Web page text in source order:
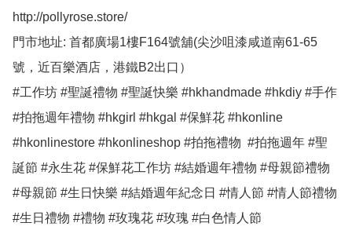
http://pollyrose.store/
門市地址: 首都廣場1樓F164號舖(尖沙咀漆咸道南61-65
號，近百樂酒店，港鐵B2出口）
#工作坊 #聖誕禮物 #聖誕快樂 #hkhandmade #hkdiy #手作
#拍拖週年禮物 #hkgirl #hkgal #保鮮花 #hkonline
#hkonlinestore #hkonlineshop #拍拖禮物  #拍拖週年 #聖
誕節 #永生花 #保鮮花工作坊 #結婚週年禮物 #母親節禮物
#母親節 #生日快樂 #結婚週年紀念日 #情人節 #情人節禮物
#生日禮物 #禮物 #玫瑰花 #玫瑰 #白色情人節